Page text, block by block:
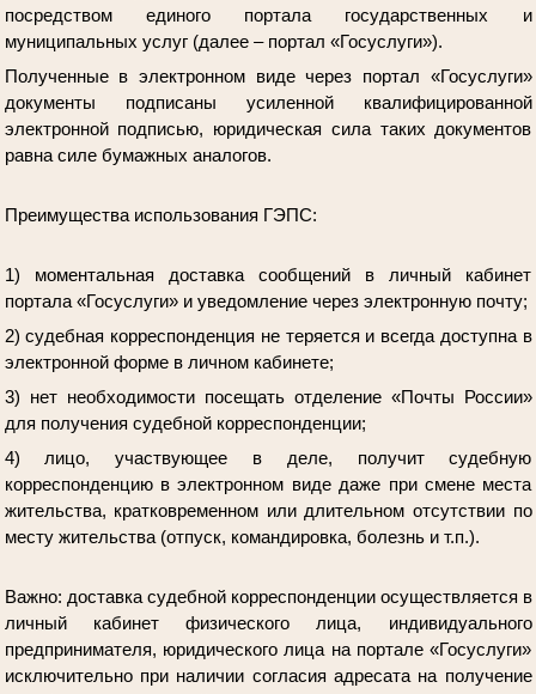
посредством единого портала государственных и
муниципальных услуг (далее – портал «Госуслуги»).
Полученные в электронном виде через портал «Госуслуги»
документы подписаны усиленной квалифицированной
электронной подписью, юридическая сила таких документов
равна силе бумажных аналогов.
Преимущества использования ГЭПС:
1) моментальная доставка сообщений в личный кабинет
портала «Госуслуги» и уведомление через электронную почту;
2) судебная корреспонденция не теряется и всегда доступна в
электронной форме в личном кабинете;
3) нет необходимости посещать отделение «Почты России»
для получения судебной корреспонденции;
4) лицо, участвующее в деле, получит судебную
корреспонденцию в электронном виде даже при смене места
жительства, кратковременном или длительном отсутствии по
месту жительства (отпуск, командировка, болезнь и т.п.).
Важно: доставка судебной корреспонденции осуществляется в
личный кабинет физического лица, индивидуального
предпринимателя, юридического лица на портале «Госуслуги»
исключительно при наличии согласия адресата на получение